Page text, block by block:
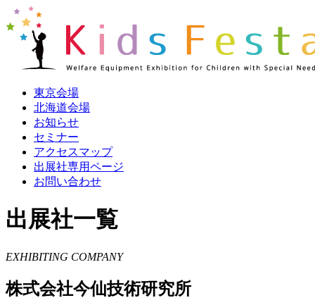
東京会場
北海道会場
お知らせ
セミナー
アクセスマップ
出展社専用ページ
お問い合わせ
出展社一覧
EXHIBITING COMPANY
株式会社今仙技術研究所